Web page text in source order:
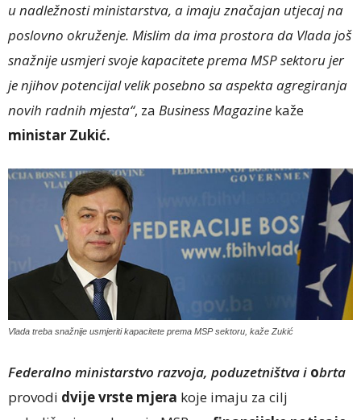
u nadležnosti ministarstva, a imaju značajan utjecaj na
poslovno okruženje. Mislim da ima prostora da Vlada još
snažnije usmjeri svoje kapacitete prema MSP sektoru jer
je njihov potencijal velik posebno sa aspekta agregiranja
novih radnih mjesta“, za Business Magazine kaže
ministar Zukić.
Vlada treba snažnije usmjeriti kapacitete prema MSP sektoru, kaže Zukić
Federalno ministarstvo razvoja, poduzetništva i obrta
provodi dvije vrste mjera koje imaju za cilj